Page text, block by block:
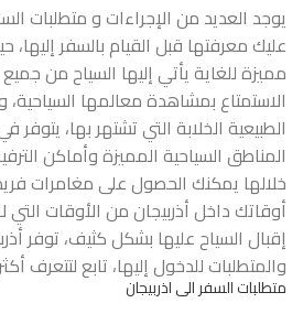
يوجد العديد من الإجراءات و متطلبات
عليك معرفتها قبل القيام بالسفر
مميزة للغاية يأتي إليها السياح من
الاستمتاع بمشاهدة معالمها السياحية،
الطبيعية الخلابة التي تشتهر بها، يتوفر
المناطق السياحية المميزة وأماكن
خلالها يمكنك الحصول على مغامرات
أوقاتك داخل أذربيجان من الأوقات التي
إقبال السياح عليها بشكل كثيف، توفر
والمتطلبات للدخول إليها، تابع لتتعرف
متطلبات السفر الى اذربيجان